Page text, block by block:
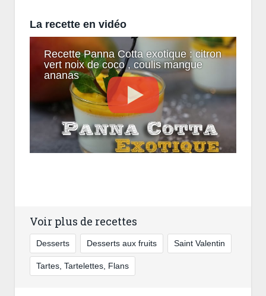
La recette en vidéo
Recette Panna Cotta exotique : citron
vert noix de coco , coulis mangue
ananas
Voir plus de recettes
Desserts Desserts aux fruits Saint Valentin
Tartes, Tartelettes, Flans